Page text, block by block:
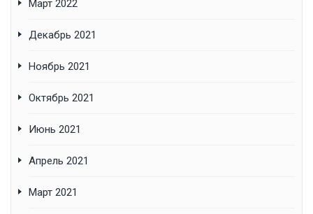
Март 2022
Декабрь 2021
Ноябрь 2021
Октябрь 2021
Июнь 2021
Апрель 2021
Март 2021